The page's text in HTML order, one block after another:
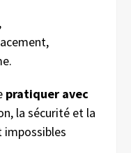
pratiquer avec
la sécurité et la
impossibles